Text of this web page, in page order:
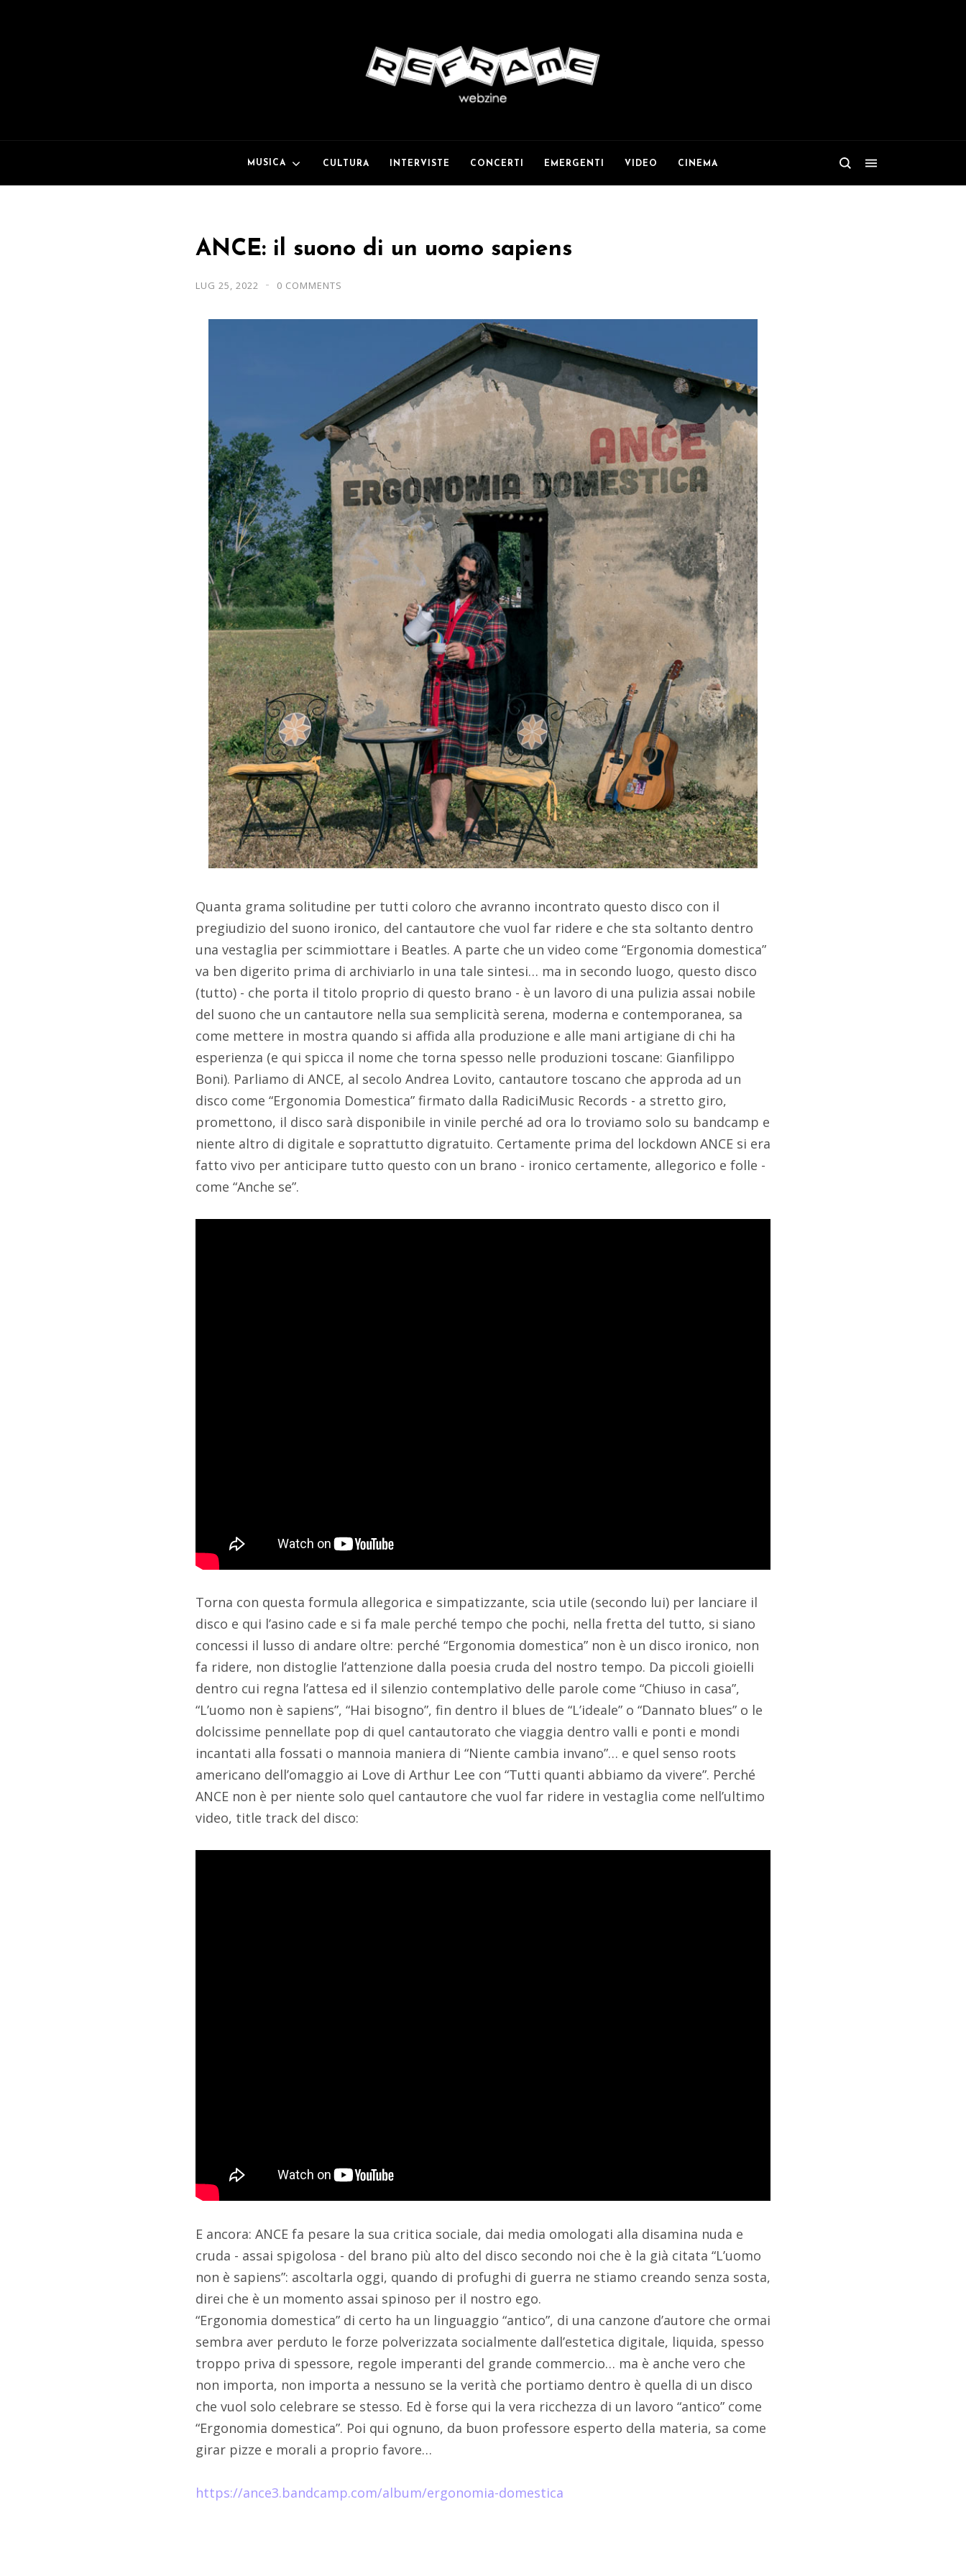
MUSICA CULTURA INTERVISTE CONCERTI EMERGENTI VIDEO CINEMA
ANCE: il suono di un uomo sapiens
LUG 25, 2022 0 COMMENTS
Quanta grama solitudine per tutti coloro che avranno incontrato questo disco con il
pregiudizio del suono ironico, del cantautore che vuol far ridere e che sta soltanto dentro
una vestaglia per scimmiottare i Beatles. A parte che un video come “Ergonomia domestica”
va ben digerito prima di archiviarlo in una tale sintesi… ma in secondo luogo, questo disco
(tutto) - che porta il titolo proprio di questo brano - è un lavoro di una pulizia assai nobile
del suono che un cantautore nella sua semplicità serena, moderna e contemporanea, sa
come mettere in mostra quando si affida alla produzione e alle mani artigiane di chi ha
esperienza (e qui spicca il nome che torna spesso nelle produzioni toscane: Gianfilippo
Boni). Parliamo di ANCE, al secolo Andrea Lovito, cantautore toscano che approda ad un
disco come “Ergonomia Domestica” firmato dalla RadiciMusic Records - a stretto giro,
promettono, il disco sarà disponibile in vinile perché ad ora lo troviamo solo su bandcamp e
niente altro di digitale e soprattutto digratuito. Certamente prima del lockdown ANCE si era
fatto vivo per anticipare tutto questo con un brano - ironico certamente, allegorico e folle -
come “Anche se”.
Torna con questa formula allegorica e simpatizzante, scia utile (secondo lui) per lanciare il
disco e qui l’asino cade e si fa male perché tempo che pochi, nella fretta del tutto, si siano
concessi il lusso di andare oltre: perché “Ergonomia domestica” non è un disco ironico, non
fa ridere, non distoglie l’attenzione dalla poesia cruda del nostro tempo. Da piccoli gioielli
dentro cui regna l’attesa ed il silenzio contemplativo delle parole come “Chiuso in casa”,
“L’uomo non è sapiens”, “Hai bisogno”, fin dentro il blues de “L’ideale” o “Dannato blues” o le
dolcissime pennellate pop di quel cantautorato che viaggia dentro valli e ponti e mondi
incantati alla fossati o mannoia maniera di “Niente cambia invano”… e quel senso roots
americano dell’omaggio ai Love di Arthur Lee con “Tutti quanti abbiamo da vivere”. Perché
ANCE non è per niente solo quel cantautore che vuol far ridere in vestaglia come nell’ultimo
video, title track del disco:
E ancora: ANCE fa pesare la sua critica sociale, dai media omologati alla disamina nuda e
cruda - assai spigolosa - del brano più alto del disco secondo noi che è la già citata “L’uomo
non è sapiens”: ascoltarla oggi, quando di profughi di guerra ne stiamo creando senza sosta,
direi che è un momento assai spinoso per il nostro ego.
“Ergonomia domestica” di certo ha un linguaggio “antico”, di una canzone d’autore che ormai
sembra aver perduto le forze polverizzata socialmente dall’estetica digitale, liquida, spesso
troppo priva di spessore, regole imperanti del grande commercio… ma è anche vero che
non importa, non importa a nessuno se la verità che portiamo dentro è quella di un disco
che vuol solo celebrare se stesso. Ed è forse qui la vera ricchezza di un lavoro “antico” come
“Ergonomia domestica”. Poi qui ognuno, da buon professore esperto della materia, sa come
girar pizze e morali a proprio favore…
https://ance3.bandcamp.com/album/ergonomia-domestica